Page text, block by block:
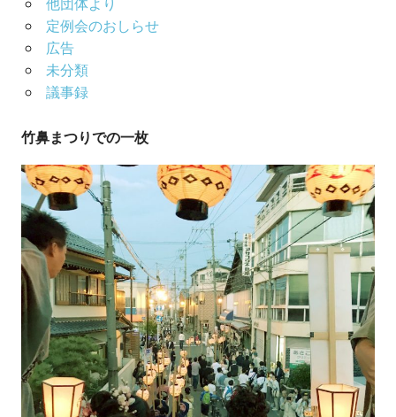
他団体より
定例会のおしらせ
広告
未分類
議事録
竹鼻まつりでの一枚